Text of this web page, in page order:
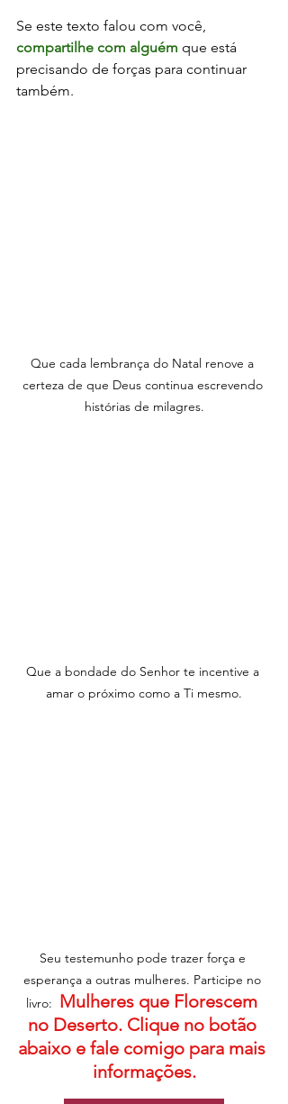
Se este texto falou com você,
compartilhe com alguém que está
precisando de forças para continuar
também.
Que cada lembrança do Natal renove a
certeza de que Deus continua escrevendo
histórias de milagres.
Que a bondade do Senhor te incentive a
amar o próximo como a Ti mesmo.
Seu testemunho pode trazer força e
esperança a outras mulheres. Participe no
livro: Mulheres que Florescem
no Deserto. Clique no botão
abaixo e fale comigo para mais
informações.